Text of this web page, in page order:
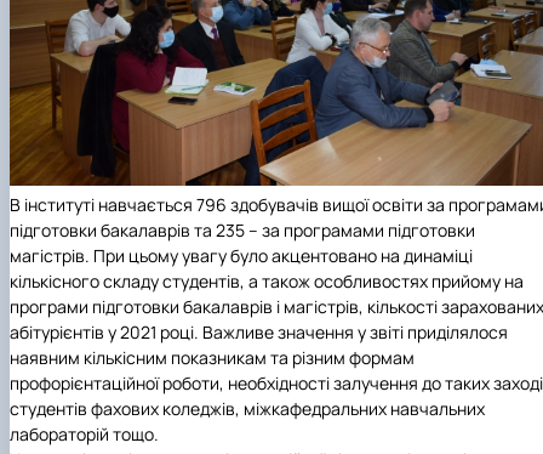
В інституті навчається 796 здобувачів вищої освіти за
підготовки бакалаврів та 235 – за програмами підготовки
магістрів. При цьому увагу було акцентовано на динаміці
кількісного складу студентів, а також особливостях прийому на
програми підготовки бакалаврів і магістрів, кількості зарахованих
абітурієнтів у 2021 році. Важливе значення у звіті приділялося
наявним кількісним показникам та різним формам
профорієнтаційної роботи, необхідності залучення до таких
студентів фахових коледжів, міжкафедральних навчальних
лабораторій тощо.